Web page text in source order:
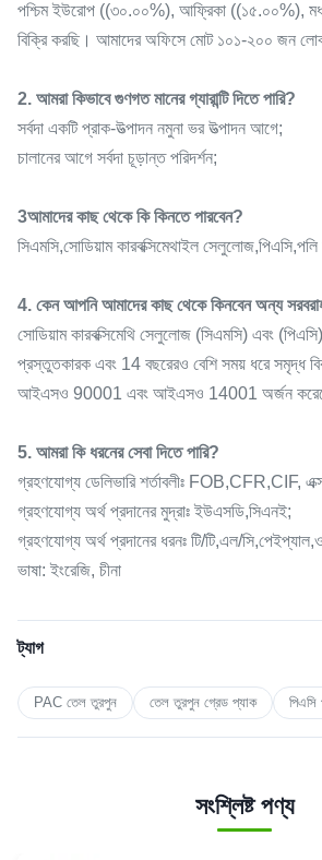
পশ্চিম ইউরোপ ((৩০.০০%), আফ্রিকা ((১৫.০০%),
বিক্রি করছি। আমাদের অফিসে মোট ১০১-২০০ জন
2. আমরা কিভাবে গুণগত মানের গ্যারান্টি দিতে পারি?
সর্বদা একটি প্রাক-উত্পাদন নমুনা ভর উত্পাদন আগে;
চালানের আগে সর্বদা চূড়ান্ত পরিদর্শন;
3আমাদের কাছ থেকে কি কিনতে পারবেন?
সিএমসি,সোডিয়াম কারবক্সিমেথাইল
4. কেন আপনি আমাদের কাছ থেকে কিনবেন অন্য
সোডিয়াম কারবক্সিমেথি সেলুলোজ (সিএমসি) এবং
প্রস্তুতকারক এবং 14 বছরেরও বেশি সময় ধরে সমৃদ্ধ
আইএসও 90001 এবং আইএসও 14001 অর্জন
5. আমরা কি ধরনের সেবা দিতে পারি?
গ্রহণযোগ্য ডেলিভারি শর্তাবলীঃ FOB,CFR,CIF,
গ্রহণযোগ্য অর্থ প্রদানের মুদ্রাঃ ইউএসডি,সিএনই;
গ্রহণযোগ্য অর্থ প্রদানের ধরনঃ টি/টি,এল/
ভাষা: ইংরেজি, চীনা
ট্যাগ
PAC তেল তুরপুন তেল তুরপুন গ্রেড প্যাক
সংশ্লিষ্ট পণ্য